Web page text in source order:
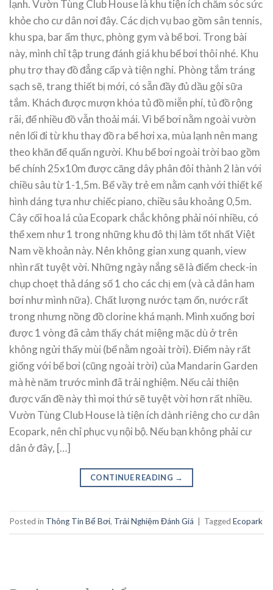
lạnh. Vườn Tùng Club House là khu tiện ích chăm sóc sức
khỏe cho cư dân nơi đây. Các dịch vụ bao gồm sân tennis,
khu spa, bar ẩm thực, phòng gym và bể bơi. Trong bài
này, mình chỉ tập trung đánh giá khu bể bơi thôi nhé. Khu
phụ trợ thay đồ đẳng cấp và tiện nghi. Phòng tắm tráng
sạch sẽ, trang thiết bị mới, có sẵn đầy đủ dầu gội sữa
tắm. Khách được mượn khóa tủ đồ miễn phí, tủ đồ rộng
rãi, để nhiều đồ vẫn thoải mái. Vì bể bơi nằm ngoài vườn
nên lối đi từ khu thay đồ ra bể hơi xa, mùa lạnh nên mang
theo khăn để quấn người. Khu bể bơi ngoài trời bao gồm
bể chính 25x10m được căng dây phân đôi thành 2 làn với
chiều sâu từ 1-1,5m. Bể vầy trẻ em nằm cạnh với thiết kế
hình dáng tựa như chiếc piano, chiều sâu khoảng 0,5m.
Cây cối hoa lá của Ecopark chắc không phải nói nhiều, có
thể xem như 1 trong những khu đô thị làm tốt nhất Việt
Nam về khoản này. Nên không gian xung quanh, view
nhìn rất tuyệt vời. Những ngày nắng sẽ là điểm check-in
chụp choẹt thả dáng số 1 cho các chị em (và cả dân ham
bơi như mình nữa). Chất lượng nước tạm ổn, nước rất
trong nhưng nồng đồ clorine khá mạnh. Mình xuống bơi
được 1 vòng đã cảm thấy chát miệng mặc dù ở trên
không ngửi thấy mùi (bể nằm ngoài trời). Điểm này rất
giống với bể bơi (cũng ngoài trời) của Mandarin Garden
mà hè năm trước mình đã trải nghiệm. Nếu cải thiện
được vấn đề này thì mọi thứ sẽ tuyệt vời hơn rất nhiều.
Vườn Tùng Club House là tiện ích dành riêng cho cư dân
Ecopark, nên chỉ phục vụ nội bộ. Nếu bạn không phải cư
dân ở đây, […]
CONTINUE READING →
Posted in Thông Tin Bể Bơi, Trải Nghiệm Đánh Giá Tagged Ecopark